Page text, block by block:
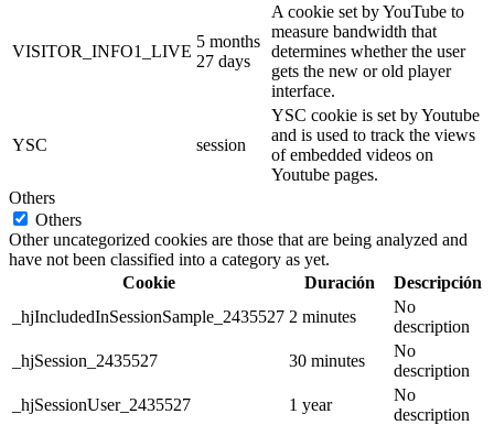
VISITOR_INFO1_LIVE
5 months
27 days
A cookie set by YouTube to
measure bandwidth that
determines whether the user
gets the new or old player
interface.
YSC session
YSC cookie is set by Youtube
and is used to track the views
of embedded videos on
Youtube pages.
Others
Others
Other uncategorized cookies are those that are being analyzed and
have not been classified into a category as yet.
Cookie
Duración
Descripción
_hjIncludedInSessionSample_2435527 2 minutes
No
description
_hjSession_2435527
30 minutes
No
description
_hjSessionUser_2435527
1 year
No
description